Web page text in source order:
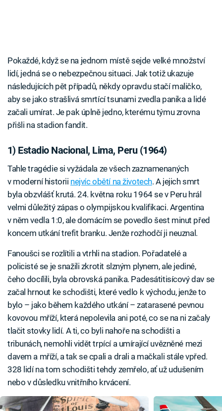
Pokaždé, když se na jednom místě sejde velké množství
lidí, jedná se o nebezpečnou situaci. Jak totiž ukazuje
následujících pět případů, někdy opravdu stačí maličko,
aby se jako strašlivá smrtící tsunami zvedla panika a lidé
začali umírat. Je pak úplně jedno, kterému týmu zrovna
přišli na stadion fandit.
1) Estadio Nacional, Lima, Peru (1964)
Tahle tragédie si vyžádala ze všech zaznamenaných
v moderní historii nejvíc obětí na životech. A jejich smrt
byla obzvlášť krutá. 24. května roku 1964 se v Peru hrál
velmi důležitý zápas o olympijskou kvalifikaci. Argentina
v něm vedla 1:0, ale domácím se povedlo šest minut před
koncem utkání trefit branku. Jenže rozhodčí ji neuznal.
Fanoušci se rozlítili a vtrhli na stadion. Pořadatelé a
policisté se je snažili zkrotit slzným plynem, ale jediné,
čeho docílili, byla obrovská panika. Padesátitisícový dav se
začal hrnout ke schodišti, které vedlo k východu, jenže to
bylo – jako během každého utkání – zatarasené pevnou
kovovou mříží, která nepolevila ani poté, co se na ni začaly
tlačit stovky lidí. A ti, co byli nahoře na schodišti a
tribunách, nemohli vidět trpící a umírající uvězněné mezi
davem a mříží, a tak se cpali a drali a mačkali stále vpřed.
328 lidí na tom schodišti tehdy zemřelo, ať už udušením
nebo v důsledku vnitřního krvácení.